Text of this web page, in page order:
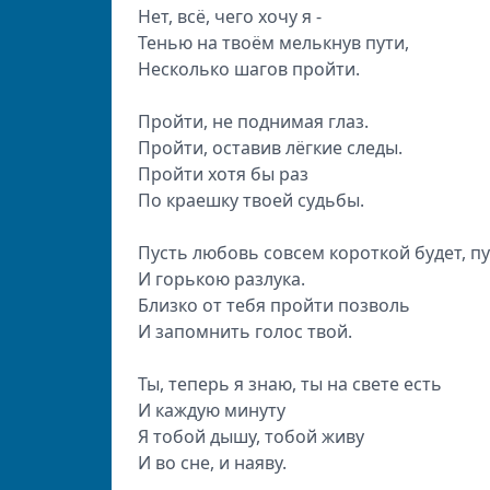
Нет, всё, чего хочу я -
Тенью на твоём мелькнув пути,
Несколько шагов пройти.
Пройти, не поднимая глаз.
Пройти, оставив лёгкие следы.
Пройти хотя бы раз
По краешку твоей судьбы.
Пусть любовь совсем короткой будет,
И горькою разлука.
Близко от тебя пройти позволь
И запомнить голос твой.
Ты, теперь я знаю, ты на свете есть
И каждую минуту
Я тобой дышу, тобой живу
И во сне, и наяву.